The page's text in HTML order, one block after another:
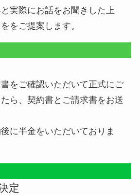
実際にお話をお聞きした上
をご提案します。
をご確認いただいて正式にご
ら、契約書とご請求書をお送
に半金をいただいておりま
定